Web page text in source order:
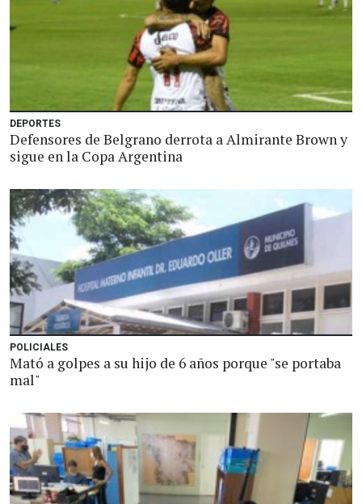
DEPORTES
Defensores de Belgrano derrota a Almirante Brown y
sigue en la Copa Argentina
POLICIALES
Mató a golpes a su hijo de 6 años porque "se portaba
mal"